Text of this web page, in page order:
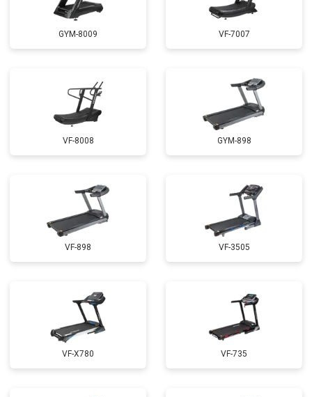
GYM-8009 VF-7007
VF-8008 GYM-898
VF-898 VF-3505
VF-X780 VF-735